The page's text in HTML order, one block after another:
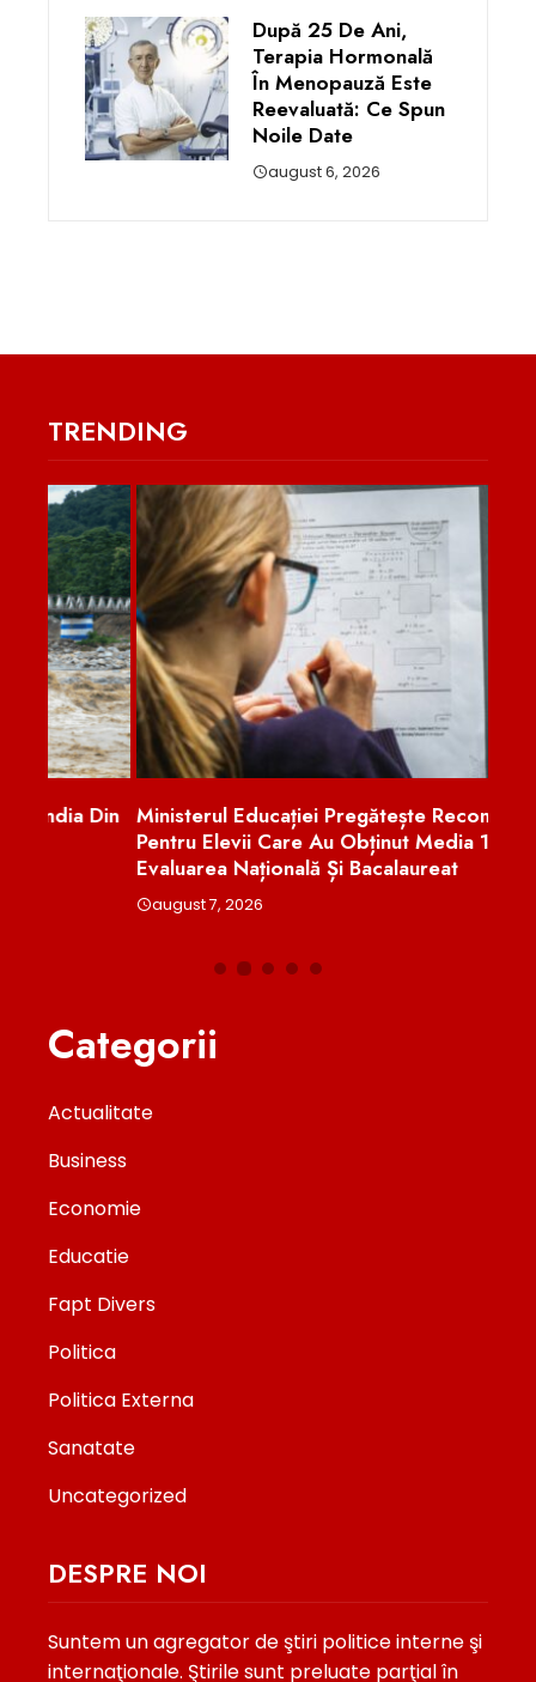
După 25 De Ani,
Terapia Hormonală
În Menopauză Este
Reevaluată: Ce Spun
Noile Date
august 6, 2026
TRENDING
Ministerul Educației Pregătește Recompense
Pentru Elevii Care Au Obținut Media 10 La
Evaluarea Națională Și Bacalaureat
august 7, 2026
Categorii
Actualitate
Business
Economie
Educatie
Fapt Divers
Politica
Politica Externa
Sanatate
Uncategorized
DESPRE NOI
Suntem un agregator de ştiri politice interne şi
internaţionale. Ştirile sunt preluate parţial în